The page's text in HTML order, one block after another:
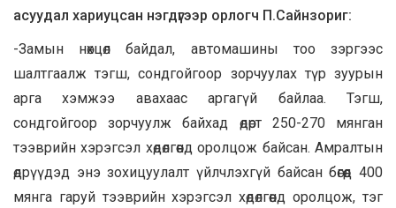
асуудал хариуцсан нэгдүгээр орлогч П.Сайнзориг:
-Замын нөхцөл байдал, автомашины тоо зэргээс
шалтгаалж тэгш, сондгойгоор зорчуулах түр зуурын
арга хэмжээ авахаас аргагүй байлаа. Тэгш,
сондгойгоор зорчуулж байхад өдөрт 250-270 мянган
тээврийн хэрэгсэл хөдөлгөөнд оролцож байсан. Амралтын
өдрүүдэд энэ зохицуулалт үйлчлэхгүй байсан бөгөөд 400
мянга гаруй тээврийн хэрэгсэл хөдөлгөөнд оролцож, тэг